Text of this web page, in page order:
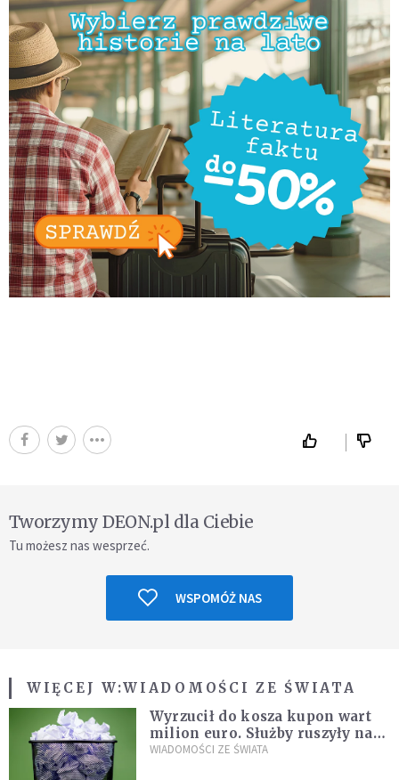
Tworzymy DEON.pl dla Ciebie
Tu możesz nas wesprzeć.
WSPOMÓŻ NAS
WIĘCEJ W:WIADOMOŚCI ZE ŚWIATA
Wyrzucił do kosza kupon wart
milion euro. Służby ruszyły na
poszukiwania
WIADOMOŚCI ZE ŚWIATA